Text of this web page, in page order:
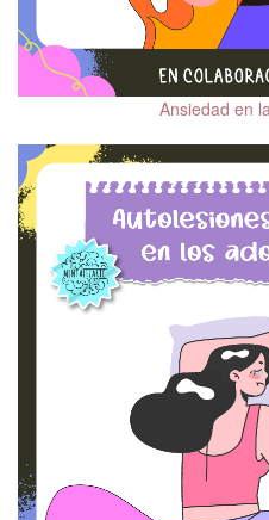
Personalidad
Salud Mental ante
COVID-19
Emociones
Salud fí­sica y salud
Trastornos del sueño
Depresión
Trastorno del Espectro
Autista (TEA)
Trastorno Límite de la
Personalidad (TLP)
Ansiedad en